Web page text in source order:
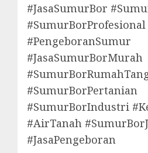
#JasaSumurBor
#SumurBorProfesional
#PengeboranSumur
#JasaSumurBorMurah
#SumurBorPertanian
#SumurBorIndustri
#AirTanah
#JasaPengeboran